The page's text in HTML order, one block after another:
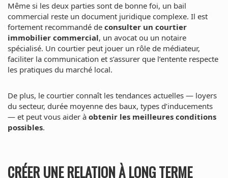
Même si les deux parties sont de bonne foi, un bail
commercial reste un document juridique complexe. Il est
fortement recommandé de consulter un courtier
immobilier commercial, un avocat ou un notaire
spécialisé. Un courtier peut jouer un rôle de médiateur,
faciliter la communication et s’assurer que l’entente respecte
les pratiques du marché local.
De plus, le courtier connaît les tendances actuelles — loyers
du secteur, durée moyenne des baux, types d’inducements
— et peut vous aider à obtenir les meilleures conditions
possibles.
CRÉER UNE RELATION À LONG TERME